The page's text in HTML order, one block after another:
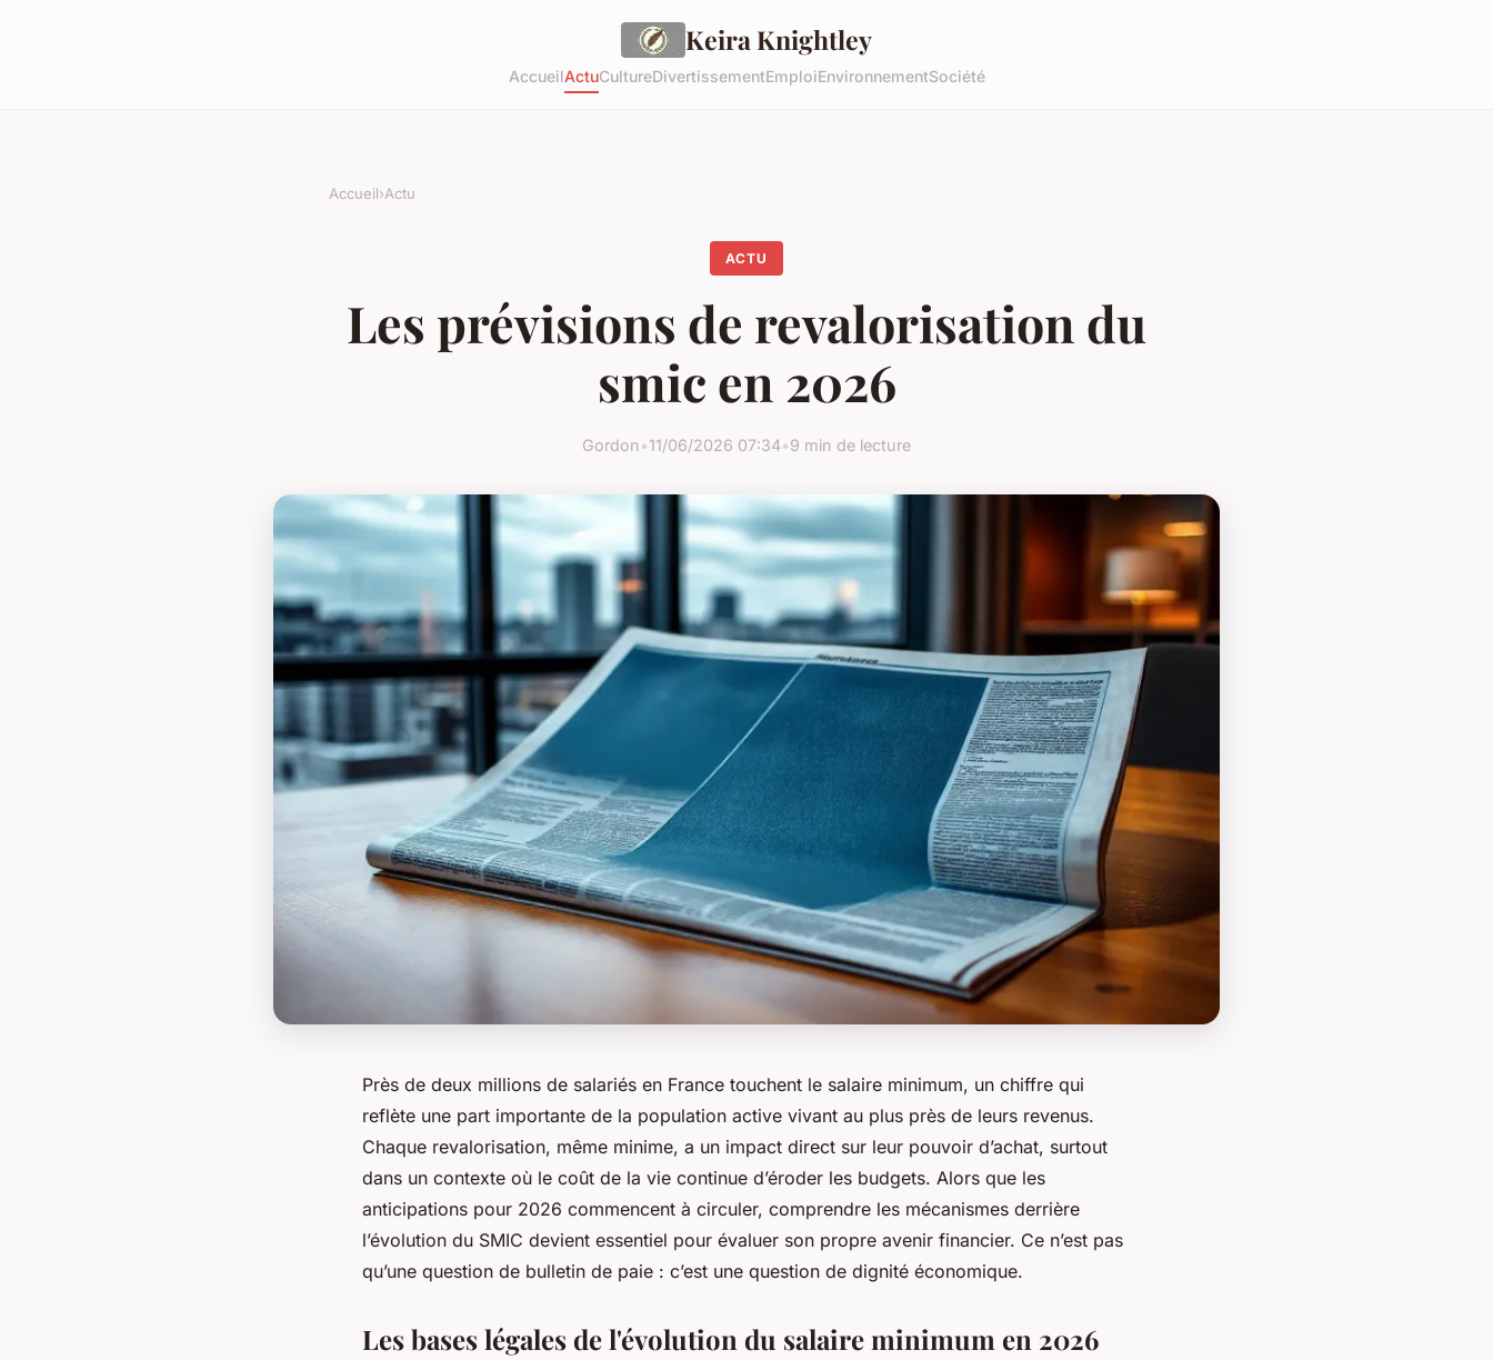
Keira Knightley
AccueilActuCultureDivertissementEmploiEnvironnementSociété
Accueil›Actu
ACTU
Les prévisions de revalorisation du
smic en 2026
Gordon•11/06/2026 07:34•9 min de lecture
Près de deux millions de salariés en France touchent le salaire minimum, un chiffre qui
reflète une part importante de la population active vivant au plus près de leurs revenus.
Chaque revalorisation, même minime, a un impact direct sur leur pouvoir d’achat, surtout
dans un contexte où le coût de la vie continue d’éroder les budgets. Alors que les
anticipations pour 2026 commencent à circuler, comprendre les mécanismes derrière
l’évolution du SMIC devient essentiel pour évaluer son propre avenir financier. Ce n’est pas
qu’une question de bulletin de paie : c’est une question de dignité économique.
Les bases légales de l'évolution du salaire minimum en 2026